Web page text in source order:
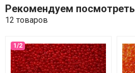
Рекомендуем посмотреть
12 товаров